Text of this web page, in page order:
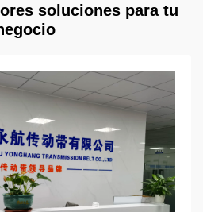
soluciones para tu